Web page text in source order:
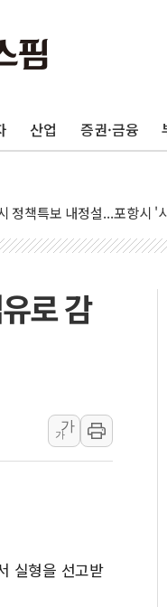
산업 증권·금융
'하르그섬', 최근 1주일 이
급등…시장은 "또 개입했
쇼크에 금리 인상 우려
명 감소 '쇼크'…9월 금리
주...아틀라시안·클라우드
"6·25 미군 실종자
월 때와 달리 워시엔 톤 낮춰
정책특보 내정설...포항시 '시
국 다음 100년 밑거름…수
톤 부동산 2차 회의' 주재… "
의 만남
지도자 위독…곧 사망해도
로 감
가
가
실형을 선고받